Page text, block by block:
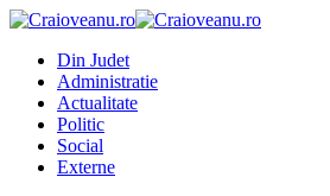
Din Judet
Administratie
Actualitate
Politic
Social
Externe